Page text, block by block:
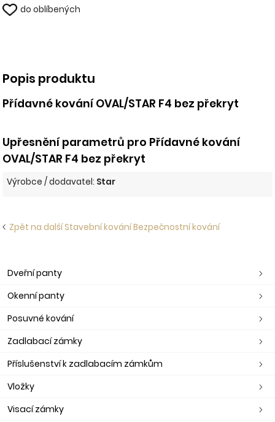
do oblíbených
Popis produktu
Přídavné kování OVAL/STAR F4 bez překryt
Upřesnění parametrů pro Přídavné kování
OVAL/STAR F4 bez překryt
Výrobce / dodavatel: Star
Zpět na další Stavební kování Bezpečnostní kování
Dveřní panty
Okenní panty
Posuvné kování
Zadlabací zámky
Příslušenství k zadlabacím zámkům
Vložky
Visací zámky